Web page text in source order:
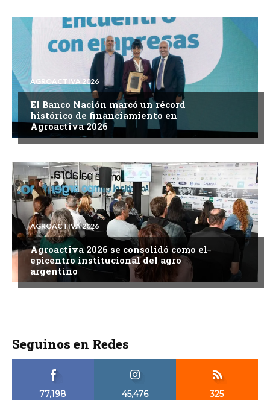
AGROACTIVA 2026
El Banco Nación marcó un récord
histórico de financiamiento en
Agroactiva 2026
AGROACTIVA 2026
Agroactiva 2026 se consolidó como el
epicentro institucional del agro
argentino
Seguinos en Redes
77,198 45,476 325